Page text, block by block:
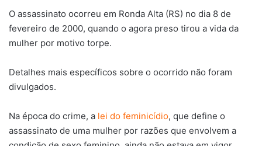
O assassinato ocorreu em Ronda Alta (RS) no dia 8 de
fevereiro de 2000, quando o agora preso tirou a vida da
mulher por motivo torpe.
Detalhes mais específicos sobre o ocorrido não foram
divulgados.
Na época do crime, a lei do feminicídio, que define o
assassinato de uma mulher por razões que envolvem a